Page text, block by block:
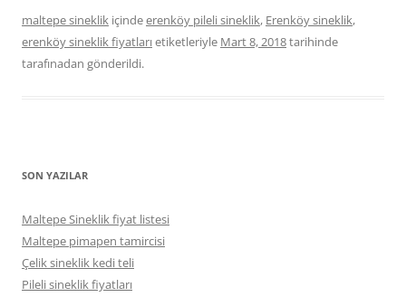
maltepe sineklik içindeerenköy pileli sineklik, Erenköy sineklik,
erenköy sineklik fiyatlarıetiketleriyle Mart 8, 2018tarihinde
tarafınadan gönderildi.
SON YAZILAR
Maltepe Sineklik fiyat listesi
Maltepe pimapen tamircisi
Çelik sineklik kedi teli
Pileli sineklik fiyatları